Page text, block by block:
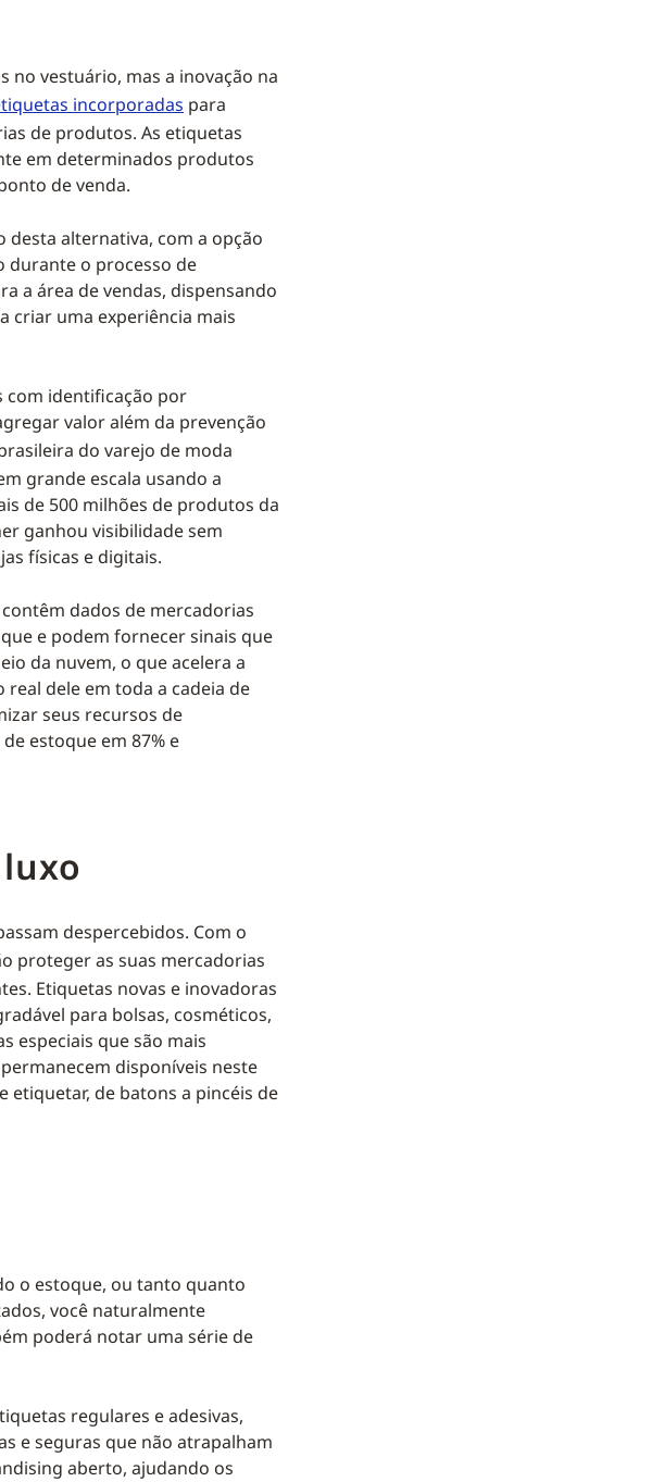
no vestuário, mas a inovação na
incorporadas para
de produtos. As etiquetas
em determinados produtos
de venda.
desta alternativa, com a opção
durante o processo de
a área de vendas, dispensando
criar uma experiência mais
com identificação por
valor além da prevenção
do varejo de moda
grande escala usando a
de 500 milhões de produtos da
ganhou visibilidade sem
físicas e digitais.
dados de mercadorias
e podem fornecer sinais que
da nuvem, o que acelera a
dele em toda a cadeia de
seus recursos de
estoque em 87% e
despercebidos. Com o
proteger as suas mercadorias
Etiquetas novas e inovadoras
para bolsas, cosméticos,
especiais que são mais
disponíveis neste
de batons a pincéis de
o estoque, ou tanto quanto
você naturalmente
poderá notar uma série de
regulares e adesivas,
e seguras que não atrapalham
aberto, ajudando os